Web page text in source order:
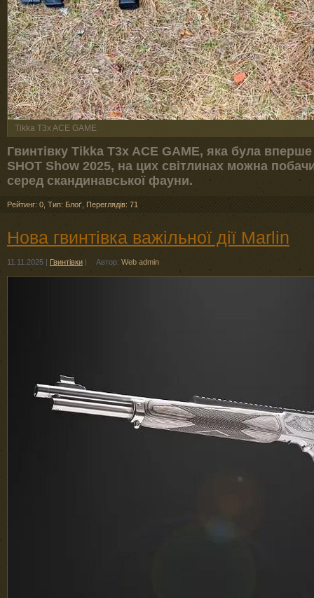
Tikka T3x ACE GAME
Гвинтівку Tikka T3x ACE GAME, яка була
SHOT Show 2025, на цих світлинах можна
серед скандинавської фауни.
Рейтинг: 0 Тип: Блоґ Переглядів: 71
Нова гвинтівка важільної дії Marlin
11.11.2025 | Гвинтівки | Автор: Web admin